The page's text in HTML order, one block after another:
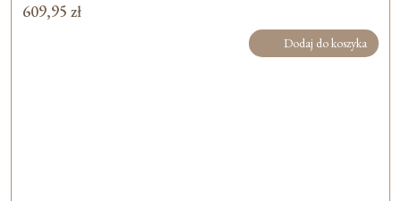
609,95 zł
Dodaj do koszyka